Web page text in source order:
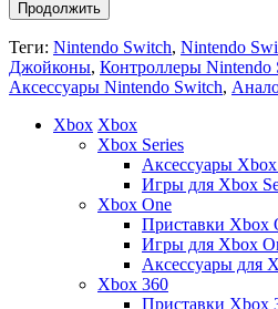
Продолжить
Теги: Nintendo Switch, Nintendo
Джойконы, Контроллеры Nintendo
Аксессуары Nintendo Switch,
Xbox Xbox
Xbox Series
Аксессуары Xbox
Игры для Xbox
Xbox One
Приставки Xbox
Игры для Xbox
Аксессуары для
Xbox 360
Приставки Xbox